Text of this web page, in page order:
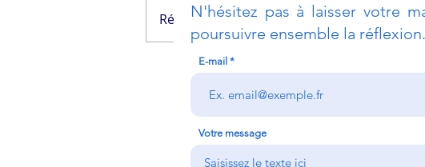
Lutter contre la
corruption
Rédigez un commentaire...
N'hésitez pas à laisser votre
poursuivre ensemble la réflexion.
E-mail
Votre message